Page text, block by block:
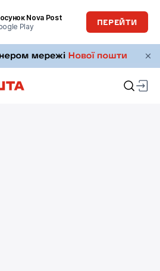
Nova Post
Play
ПЕРЕЙТИ